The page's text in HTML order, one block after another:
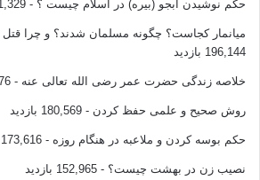
وتساءل: “أين الأمة الواحدة مما يصيب غزة
من الأهوال؟!”، معتبرًا أن التقاعس عن نصرة غزة
للإسلام والمسلمين ثانيًا.
حکم نوشیدن آبجو (بیره) در اسلام چیست ؟ - 271,329 بازدید
میانمار کجاست؟ چگونه مسلمان شدند؟ و چرا
196,144 بازدید
خلاصه زندگی حضرت عمر رضی الله تعالی عنه - 185,476 بازدید
روش صحیح و علمی حفظ کردن - 180,569 بازدید
حکم بوسه کردن و ملاعبه در هنگام روزه - 173,616 بازدید
نصیب زن در بهشت چیست؟ - 152,965 بازدید